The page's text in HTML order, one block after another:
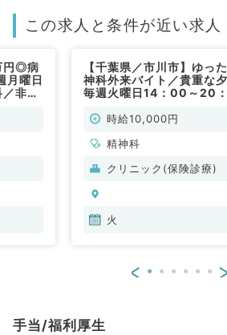
この求人と条件が近い求人
円◎病
月曜日
非常
【千葉県／市川市】ゆっ
神科外来バイト／貴重な
毎週火曜日14：00～20
ックでのお仕事です。（
時給10,000円
精神科
クリニック(保険診療)
火
< >
手当/福利厚生